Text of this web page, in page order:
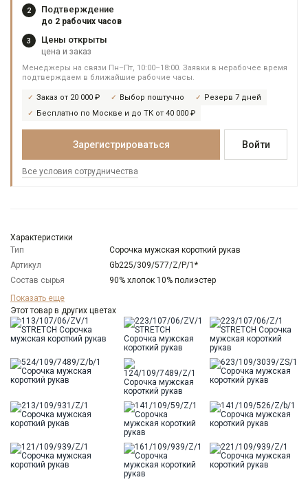
2 Подтверждение
до 2 рабочих часов
3 Цены открыты
цена и заказ
Менеджеры на связи Пн–Пт, 10:00–18:00. Заявки в нерабочее время
подтверждаем в ближайшие рабочие часы.
Заказ от 20 000 ₽ Выбор поштучно
Резерв 7 дней
Бесплатно по Москве и до ТК от 40 000 ₽
Зарегистрироваться Войти
Все условия сотрудничества
Характеристики
Тип
Сорочка мужская короткий рукав
Артикул
Gb225/309/577/Z/P/1*
Состав сырья
90% хлопок 10% полиэстер
Бренд
Модель
Зауженная
Цвет
Голубой
Ворот
Французский
Карман
стандартный, слева, накладной
Силуэт
Полуприталенный силуэт / Regular fit
Показать еще
Этот товар в других цветах